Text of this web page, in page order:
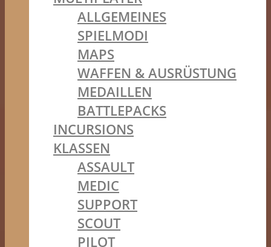
ALLGEMEINES
SPIELMODI
MAPS
WAFFEN & AUSRÜSTUNG
MEDAILLEN
BATTLEPACKS
INCURSIONS
KLASSEN
ASSAULT
MEDIC
SUPPORT
SCOUT
PILOT